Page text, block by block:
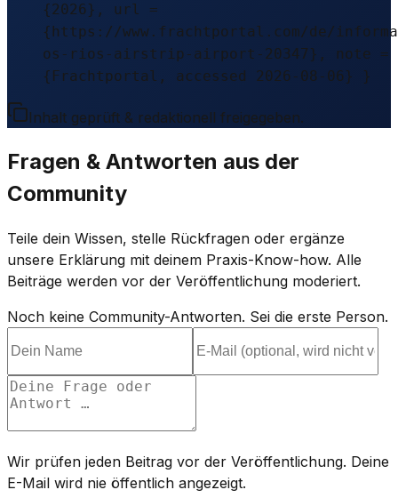
{2026}, url =
{https://www.frachtportal.com/de/
os-rios-airstrip-airport-20347}, note =
{Frachtportal, accessed 2026-08-06} }
Inhalt geprüft & redaktionell freigegeben.
Fragen & Antworten aus der
Community
Teile dein Wissen, stelle Rückfragen oder ergänze
unsere Erklärung mit deinem Praxis-Know-how. Alle
Beiträge werden vor der Veröffentlichung moderiert.
Noch keine Community-Antworten. Sei die erste Person.
Wir prüfen jeden Beitrag vor der Veröffentlichung. Deine
E-Mail wird nie öffentlich angezeigt.